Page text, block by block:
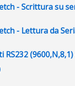
- Scrittura su
- Lettura da
RS232